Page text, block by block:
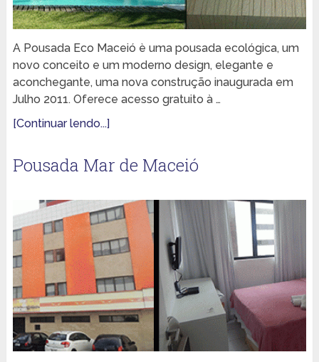
A Pousada Eco Maceió è uma pousada ecológica, um
novo conceito e um moderno design, elegante e
aconchegante, uma nova construção inaugurada em
Julho 2011. Oferece acesso gratuito à …
[Continuar lendo...]
Pousada Mar de Maceió